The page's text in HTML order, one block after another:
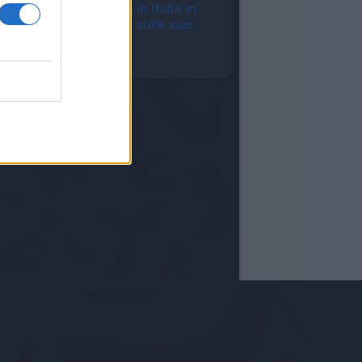
Milan, Gila rientra in Italia in
anticipo: le ultime sulle sue